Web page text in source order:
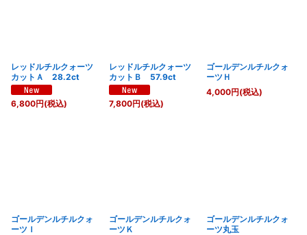
レッドルチルクォーツ
カットＡ 28.2ct
6,800円(税込)
レッドルチルクォーツ
カットＢ 57.9ct
7,800円(税込)
ゴールデンルチルクォ
ーツＨ
4,000円(税込)
ゴールデンルチルクォ
ーツＩ
ゴールデンルチルクォ
ーツＫ
ゴールデンルチルクォ
ーツ丸玉